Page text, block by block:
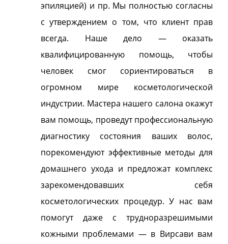
эпиляцией) и пр. Мы полностью согласны
с утверждением о том, что клиент прав
всегда. Наше дело — оказать
квалифицированную помощь, чтобы
человек смог сориентироваться в
огромном мире косметологической
индустрии. Мастера нашего салона окажут
вам помощь, проведут профессиональную
диагностику состояния ваших волос,
порекомендуют эффективные методы для
домашнего ухода и предложат комплекс
зарекомендовавших себя
косметологических процедур. У нас вам
помогут даже с трудноразрешимыми
кожными проблемами — в Вирсави вам